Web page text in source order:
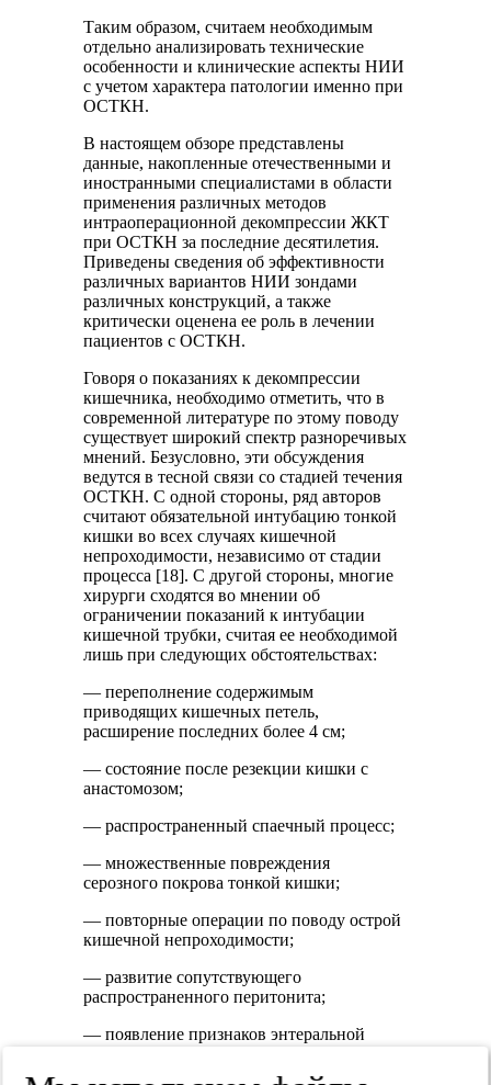
Таким образом, считаем необходимым
отдельно анализировать технические
особенности и клинические аспекты НИИ
с учетом характера патологии именно при
ОСТКН.
В настоящем обзоре представлены
данные, накопленные отечественными и
иностранными специалистами в области
применения различных методов
интраоперационной декомпрессии ЖКТ
при ОСТКН за последние десятилетия.
Приведены сведения об эффективности
различных вариантов НИИ зондами
различных конструкций, а также
критически оценена ее роль в лечении
пациентов с ОСТКН.
Говоря о показаниях к декомпрессии
кишечника, необходимо отметить, что в
современной литературе по этому поводу
существует широкий спектр разноречивых
мнений. Безусловно, эти обсуждения
ведутся в тесной связи со стадией течения
ОСТКН. С одной стороны, ряд авторов
считают обязательной интубацию тонкой
кишки во всех случаях кишечной
непроходимости, независимо от стадии
процесса [18]. С другой стороны, многие
хирурги сходятся во мнении об
ограничении показаний к интубации
кишечной трубки, считая ее необходимой
лишь при следующих обстоятельствах:
— переполнение содержимым
приводящих кишечных петель,
расширение последних более 4 см;
— состояние после резекции кишки с
анастомозом;
— распространенный спаечный процесс;
— множественные повреждения
серозного покрова тонкой кишки;
— повторные операции по поводу острой
кишечной непроходимости;
— развитие сопутствующего
распространенного перитонита;
— появление признаков энтеральной